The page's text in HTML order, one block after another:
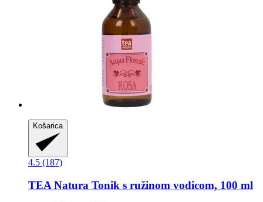
Košarica
4.5 (187)
TEA Natura Tonik s ružinom vodicom, 100 ml